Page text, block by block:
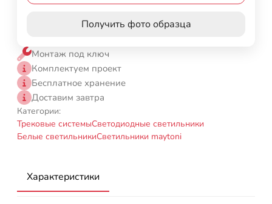
Получить фото образца
Монтаж под ключ
Комплектуем проект
Бесплатное хранение
Доставим завтра
Категории:
Трековые системыСветодиодные светильники
Белые светильникиСветильники maytoni
Характеристики